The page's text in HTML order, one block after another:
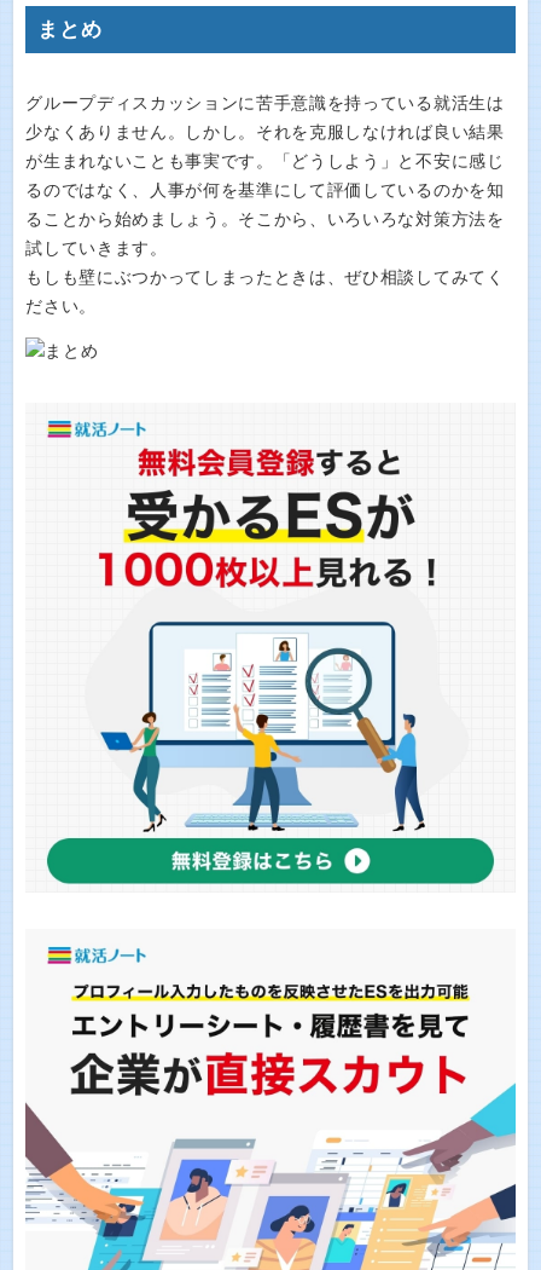
まとめ
グループディスカッションに苦手意識を持っている就活生は
少なくありません。しかし。それを克服しなければ良い結果
が生まれないことも事実です。「どうしよう」と不安に感じ
るのではなく、人事が何を基準にして評価しているのかを知
ることから始めましょう。そこから、いろいろな対策方法を
試していきます。
もしも壁にぶつかってしまったときは、ぜひ相談してみてく
ださい。